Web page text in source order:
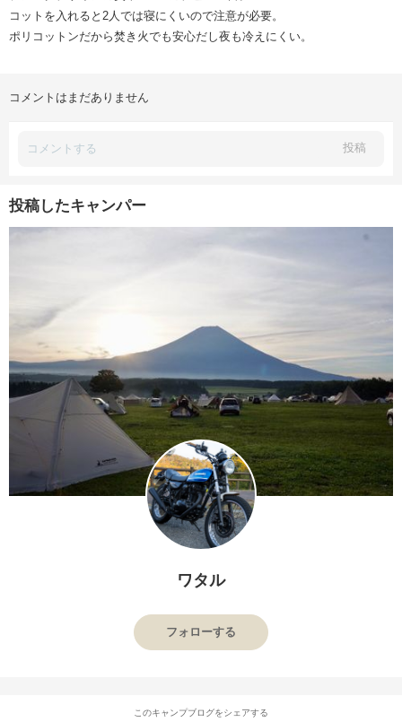
コットを入れると2人では寝にくいので注意が必要。
ポリコットンだから焚き火でも安心だし夜も冷えにくい。
コメントはまだありません
投稿
投稿したキャンパー
ワタル
フォローする
このキャンプブログをシェアする